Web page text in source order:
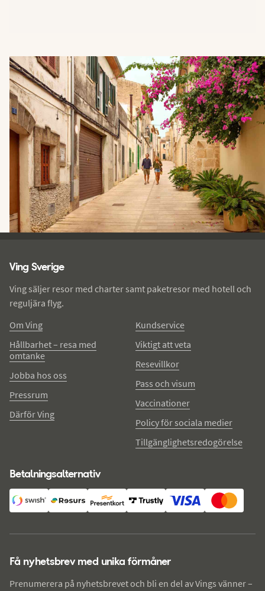
Ving Sverige
Ving säljer resor med charter samt paketresor med hotell och
reguljära flyg.
Om Ving
Hållbarhet – resa med
omtanke
Jobba hos oss
Pressrum
Därför Ving
Kundservice
Viktigt att veta
Resevillkor
Pass och visum
Vaccinationer
Policy för sociala medier
Tillgänglighetsredogörelse
Betalningsalternativ
Få nyhetsbrev med unika förmåner
Prenumerera på nyhetsbrevet och bli en del av Vings vänner –